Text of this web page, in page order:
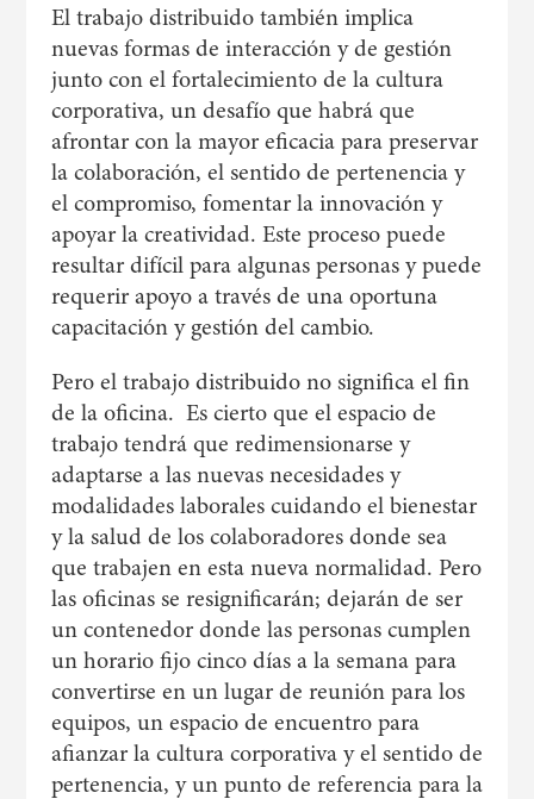
El trabajo distribuido también implica
nuevas formas de interacción y de gestión
junto con el fortalecimiento de la cultura
corporativa, un desafío que habrá que
afrontar con la mayor eficacia para preservar
la colaboración, el sentido de pertenencia y
el compromiso, fomentar la innovación y
apoyar la creatividad. Este proceso puede
resultar difícil para algunas personas y puede
requerir apoyo a través de una oportuna
capacitación y gestión del cambio.
Pero el trabajo distribuido no significa el fin
de la oficina. Es cierto que el espacio de
trabajo tendrá que redimensionarse y
adaptarse a las nuevas necesidades y
modalidades laborales cuidando el bienestar
y la salud de los colaboradores donde sea
que trabajen en esta nueva normalidad. Pero
las oficinas se resignificarán; dejarán de ser
un contenedor donde las personas cumplen
un horario fijo cinco días a la semana para
convertirse en un lugar de reunión para los
equipos, un espacio de encuentro para
afianzar la cultura corporativa y el sentido de
pertenencia, y un punto de referencia para la